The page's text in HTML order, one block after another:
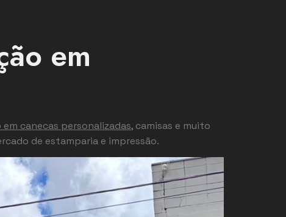
em
em canecas personalizadas, camisas e muito
de estamparia e impressão.